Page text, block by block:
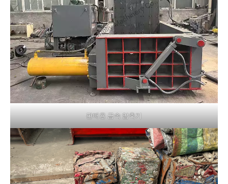
판매용 금속 압축기